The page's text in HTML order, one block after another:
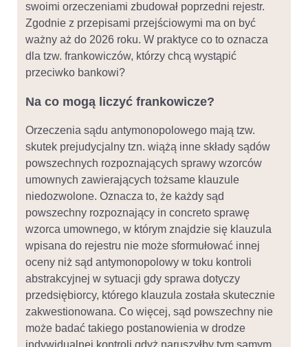
swoimi orzeczeniami zbudował poprzedni rejestr.
Zgodnie z przepisami przejściowymi ma on być
ważny aż do 2026 roku. W praktyce co to oznacza
dla tzw. frankowiczów, którzy chcą wystąpić
przeciwko bankowi?
Na co mogą liczyć frankowicze?
Orzeczenia sądu antymonopolowego mają tzw.
skutek prejudycjalny tzn. wiążą inne składy sądów
powszechnych rozpoznających sprawy wzorców
umownych zawierających tożsame klauzule
niedozwolone. Oznacza to, że każdy sąd
powszechny rozpoznający in concreto sprawę
wzorca umownego, w którym znajdzie się klauzula
wpisana do rejestru nie może sformułować innej
oceny niż sąd antymonopolowy w toku kontroli
abstrakcyjnej w sytuacji gdy sprawa dotyczy
przedsiębiorcy, którego klauzula została skutecznie
zakwestionowana. Co więcej, sąd powszechny nie
może badać takiego postanowienia w drodze
indywidualnej kontroli gdyż naruszyłby tym samym